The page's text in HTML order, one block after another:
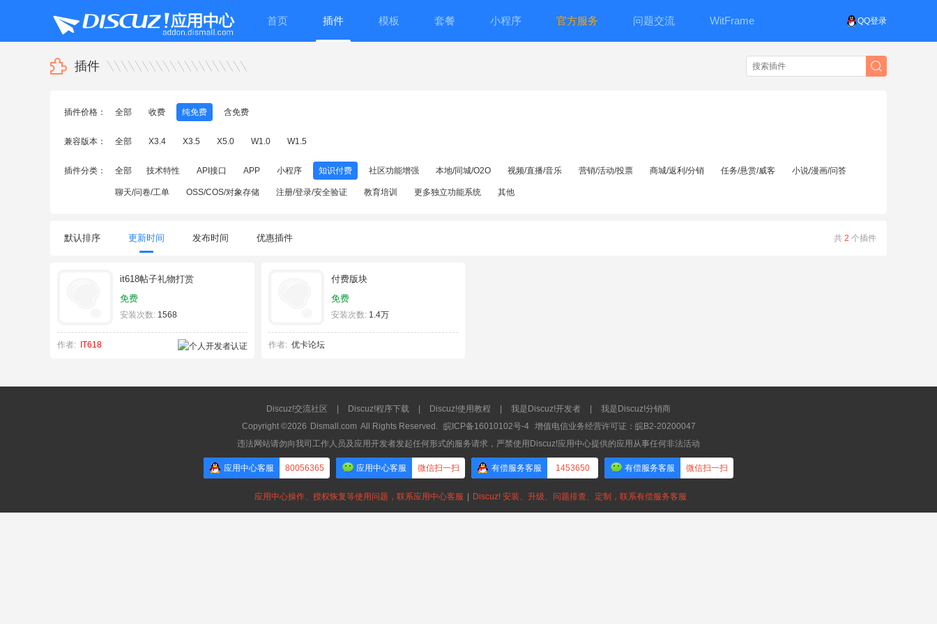
QQ登录
首页 插件 模板 套餐 小程序 官方服务 问题交流 WitFrame
插件
插件价格： 全部 收费 纯免费 含免费
兼容版本： 全部 X3.4 X3.5 X5.0 W1.0 W1.5
插件分类： 全部 技术特性 API接口 APP 小程序 知识付费 社区功能增强 本地/同城/O2O 视频/直播/音乐 营销/活动/投票 商城/返利/分销 任务/悬赏/威客 小说/漫画/问答
聊天/问卷/工单 OSS/COS/对象存储 注册/登录/安全验证 教育培训 更多独立功能系统 其他
共 2 个插件
默认排序 更新时间 发布时间 优惠插件
it618帖子礼物打赏
免费
安装次数: 1568
作者: IT618
付费版块
免费
安装次数: 1.4万
作者: 优卡论坛
Discuz!交流社区 Discuz!程序下载 Discuz!使用教程 我是Discuz!开发者
我是Discuz!分销商
Copyright ©2026 Dismall.com All Rights Reserved. 皖ICP备16010102号-4
增值电信业务经营许可证：皖B2-20200047
违法网站请勿向我司工作人员及应用开发者发起任何形式的服务请求，严禁使用Discuz!应用中心提供的应用从事任何非法活动
应用中心客服 80056365 应用中心客服 微信扫一扫 有偿服务客服 1453650 有偿服务客服 微信扫一扫
应用中心操作、授权恢复等使用问题，联系应用中心客服 Discuz! 安装、升级、问题排查、定制，联系有偿服务客服